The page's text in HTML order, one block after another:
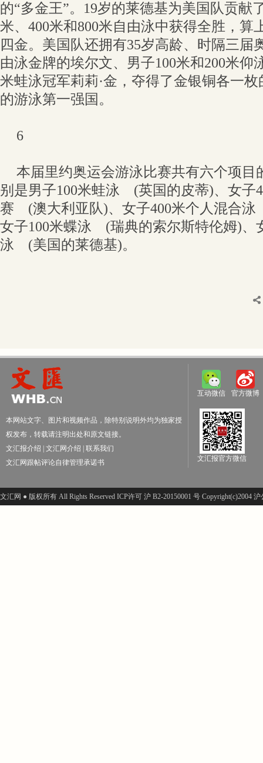
的“多金王”。19岁的莱德基为美国队贡献
米、400米和800米自由泳中获得全胜，算
四金。美国队还拥有35岁高龄、时隔三届
由泳金牌的埃尔文、男子100米和200米仰
米蛙泳冠军莉莉·金，夺得了金银铜各一
的游泳第一强国。
6
本届里约奥运会游泳比赛共有六个项目
别是男子100米蛙泳 (英国的皮蒂)、女子
赛 (澳大利亚队)、女子400米个人混合
女子100米蝶泳 (瑞典的索尔斯特伦姆)、
泳 (美国的莱德基)。
本网站文字、图片和视频作品，除特别说明外均为独家授
权发布，转载请注明出处和原文链接。
文汇报介绍
文汇网介绍
联系我们
文汇网跟帖评论自律管理承诺书
互动微信 官方微博
文汇报官方微信
文汇网 ● 版权所有 All Rights Reserved ICP许可 沪 B2-20150001 号 Copyright(c)2004